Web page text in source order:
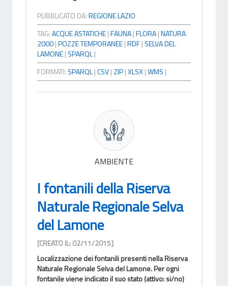
PUBBLICATO DA:REGIONE LAZIO
TAG:ACQUE ASTATICHE|FAUNA|FLORA|NATURA
2000|POZZE TEMPORANEE|RDF| SELVA DEL
LAMONE| SPARQL|
FORMATI: SPARQL|CSV|ZIP|XLSX|WMS |
AMBIENTE
I fontanili della Riserva
Naturale Regionale Selva
del Lamone
[CREATO IL: 02/11/2015]
Localizzazione dei fontanili presenti nella Riserva
Naturale Regionale Selva del Lamone. Per ogni
fontanile viene indicato il suo stato (attivo: si/no)